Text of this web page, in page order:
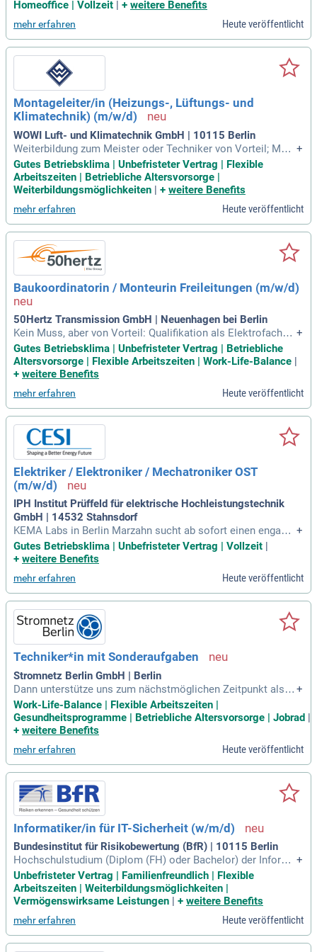
hspezifischer Software (z
Homeoffice | Vollzeit
+ weitere Benefits
mehr erfahren Heute veröffentlicht
Montageleiter/in (Heizungs-, Lüftungs- und
Klimatechnik) (m/w/d)
WOWI Luft- und Klimatechnik GmbH | 10115 Berlin
Weiterbildung zum Meister oder Techniker von Vorteil; Mehr
jährige praktische Erfahrung in der Montage von Lüftungs-,
Klima- und Kältetechnik; Erfahrung in der Führung von Mont
ageteams; Sicheres Lesen und Umsetzen technischer Zeich
nungen und Pläne; Kenntnisse
+
Gutes Betriebsklima | Unbefristeter Vertrag | Flexible
Arbeitszeiten | Betriebliche Altersvorsorge |
Weiterbildungsmöglichkeiten | + weitere Benefits
mehr erfahren Heute veröffentlicht
Baukoordinatorin / Monteurin Freileitungen (m/w/d)
50Hertz Transmission GmbH | Neuenhagen bei Berlin
Kein Muss, aber von Vorteil: Qualifikation als Elektrofachkr
aft, Ein zusätzlich erworbener Techniker- oder Meisterabsch
luss – oder die Bereitschaft, diesen zu erwerben, Kenntniss
e über den Betrieb von Leitungsnetzen in der Energieversorg
+
Gutes Betriebsklima | Unbefristeter Vertrag | Betriebliche
Altersvorsorge | Flexible Arbeitszeiten | Work-Life-Balance |
+ weitere Benefits
mehr erfahren Heute veröffentlicht
Elektriker / Elektroniker / Mechatroniker OST
(m/w/d)
IPH Institut Prüffeld für elektrische Hochleistungstechnik
GmbH | 14532 Stahnsdorf
KEMA Labs in Berlin Marzahn sucht ab sofort einen engagie
rten Elektriker, Elektroniker oder Mechatroniker (m/w/d) in
Vollzeit. Sie sind für die Realisierung von Prüfaufbauten so
g. Zudem kümmern Sie sich um Wartung, Instandhaltung un
d Reparatur der Prüfausrüstung. Ihr Beitrag reicht von der Vo
rbereitung der Prüfschichten bis zur Durchführung komplexe
r Messungen. Ein dynamisches, innovatives Team freut sich
auf Ihre Expertise und Ideen. Geben Sie Ihrer Karriere neuen
Schwung und werden Sie Teil eines erfolgreichen Unterneh
mens! Bewerben Sie sich jetzt und gestalten Sie die Zukunft
mit uns!
+
Gutes Betriebsklima | Unbefristeter Vertrag | Vollzeit
+ weitere Benefits
mehr erfahren Heute veröffentlicht
Techniker*in mit Sonderaufgaben
Stromnetz Berlin GmbH | Berlin
Dann unterstütze uns zum nächstmöglichen Zeitpunkt als; T
echniker*in mit Sonderaufgaben; in der Abteilung Primärtec
hnik im Fachgebiet Kabel und Leitungen in Berlin-Lichtenber
g. Wir sind Stromnetz Berlin.
+
Work-Life-Balance | Flexible Arbeitszeiten |
Gesundheitsprogramme | Betriebliche Altersvorsorge | Jobrad |
+ weitere Benefits
mehr erfahren Heute veröffentlicht
Informatiker/in für IT-Sicherheit (w/m/d)
Bundesinstitut für Risikobewertung (BfR) | 10115 Berlin
Hochschulstudium (Diplom (FH) oder Bachelor) der Informa
tik, der Ingenieurwissenschaften oder einer vergleichbaren F
achrichtung, ein einschlägiger Abschluss als Meister/in, Fac
hwirt/in oder als staatlich geprüfte/r Techniker/in oder eine
abgeschlossene
+
Unbefristeter Vertrag | Familienfreundlich | Flexible
Arbeitszeiten | Weiterbildungsmöglichkeiten |
Vermögenswirksame Leistungen | + weitere Benefits
mehr erfahren Heute veröffentlicht